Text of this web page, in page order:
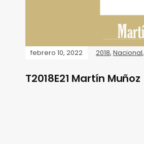
febrero 10, 2022 2018, Nacional,
T2018E21 Martín Muñoz